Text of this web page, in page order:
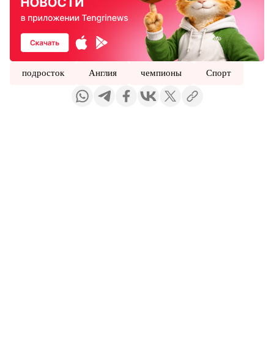
подросток Англия чемпионы Спорт